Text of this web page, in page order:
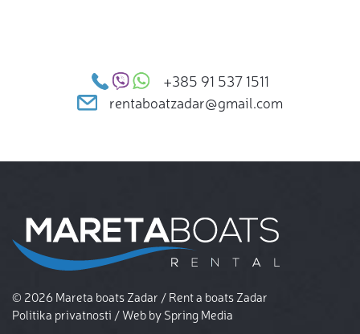
+385 91 537 1511
rentaboatzadar@gmail.com
© 2026 Mareta boats Zadar / Rent a boats Zadar
Politika privatnosti / Web bySpring Media